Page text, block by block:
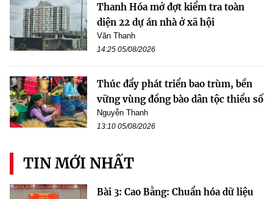
Thanh Hóa mở đợt kiểm tra toàn
diện 22 dự án nhà ở xã hội
Văn Thanh
14:25 05/08/2026
Thúc đẩy phát triển bao trùm, bền
vững vùng đồng bào dân tộc thiểu số
Nguyễn Thanh
13:10 05/08/2026
TIN MỚI NHẤT
Bài 3: Cao Bằng: Chuẩn hóa dữ liệu